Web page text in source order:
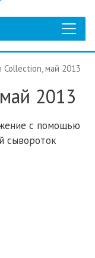
Collection, май 2013
2013
с помощью
сывороток